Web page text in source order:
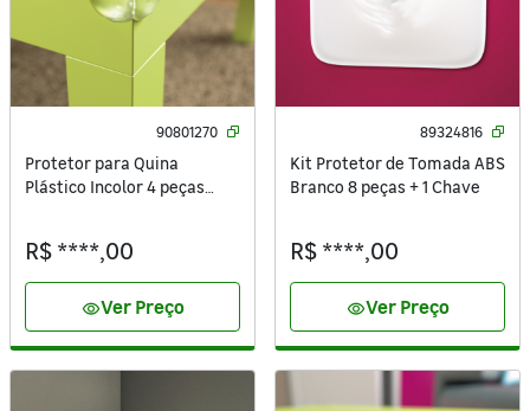
90801270
Protetor para Quina
Plástico Incolor 4 peças
R$ ****,00
visibilityVer Preço
89324816
Kit Protetor de Tomada ABS
Branco 8 peças + 1 Chave
R$ ****,00
visibilityVer Preço